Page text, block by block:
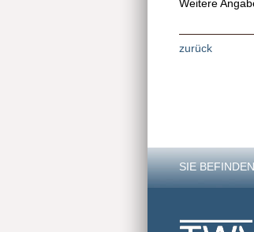
Weitere
zurück
SIE